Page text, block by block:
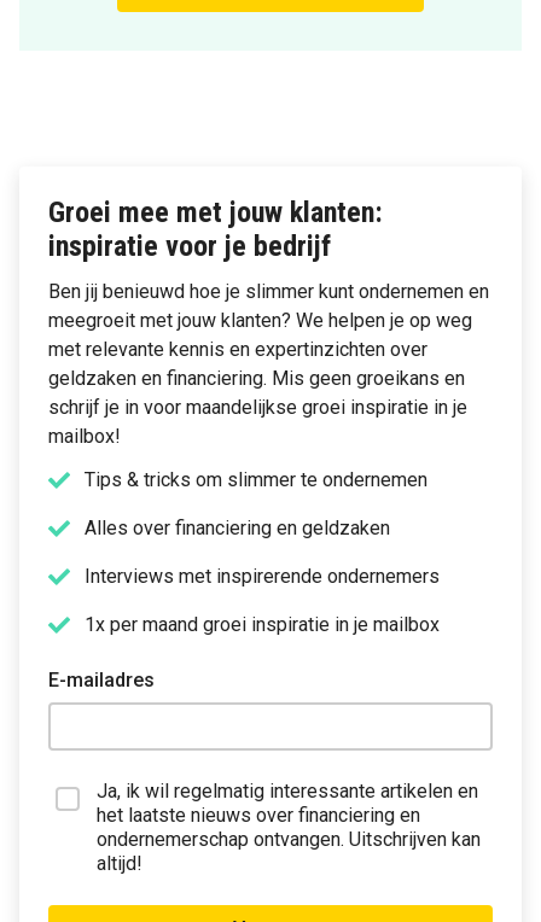
Groei mee met jouw klanten:
inspiratie voor je bedrijf
Ben jij benieuwd hoe je slimmer kunt ondernemen en
meegroeit met jouw klanten? We helpen je op weg
met relevante kennis en expertinzichten over
geldzaken en financiering. Mis geen groeikans en
schrijf je in voor maandelijkse groei inspiratie in je
mailbox!
Tips & tricks om slimmer te ondernemen
Alles over financiering en geldzaken
Interviews met inspirerende ondernemers
1x per maand groei inspiratie in je mailbox
E-mailadres
Ja, ik wil regelmatig interessante artikelen en
het laatste nieuws over financiering en
ondernemerschap ontvangen. Uitschrijven kan
altijd!